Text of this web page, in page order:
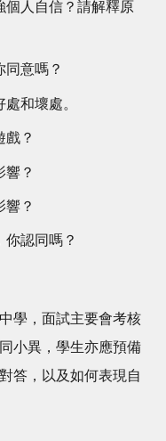
個人自信？請解釋原
意嗎？
和壞處。
？
？
？
認同嗎？
學，面試主要會考核
小異，學生亦應預備
答，以及如何表現自